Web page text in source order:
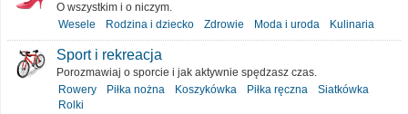
O wszystkim i o niczym.
Wesele
Rodzina i dziecko Zdrowie Moda i uroda Kulinaria
Sport i rekreacja
Porozmawiaj o sporcie i jak aktywnie spędzasz czas.
Rowery
Piłka nożna Koszykówka Piłka ręczna
Siatkówka
Rolki